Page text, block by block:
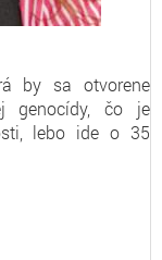
by sa otvorene
genocídy, čo je
lebo ide o 35